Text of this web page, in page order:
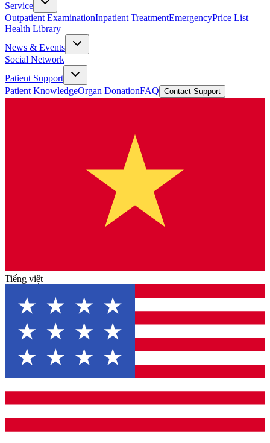
Service
Outpatient ExaminationInpatient TreatmentEmergencyPrice List
Health Library
News & Events
Social Network
Patient Support
Patient KnowledgeOrgan DonationFAQ Contact Support
Tiếng việt